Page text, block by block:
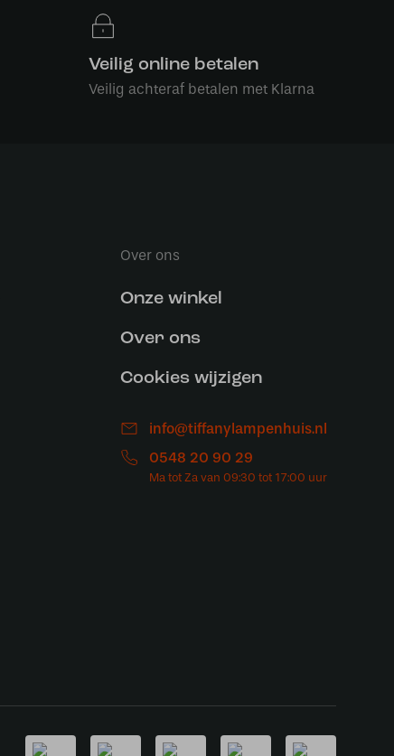
Veilig online betalen
Veilig achteraf betalen met Klarna
Over ons
Onze winkel
Over ons
Cookies wijzigen
info@tiffanylampenhuis.nl
0548 20 90 29